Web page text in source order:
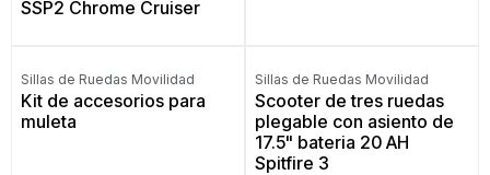
SSP2 Chrome Cruiser
Sillas de Ruedas Movilidad
Kit de accesorios para
muleta
Sillas de Ruedas Movilidad
Scooter de tres ruedas
plegable con asiento de
17.5" bateria 20 AH
Spitfire 3